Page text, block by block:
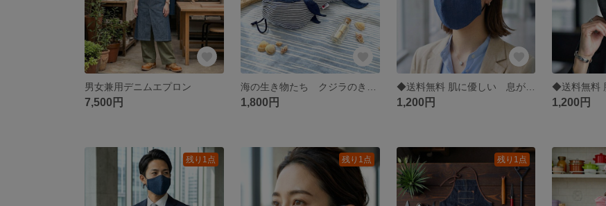
男女兼用デニムエプロン
7,500円 1,800円
◆送料無料 肌に優しい 息がしやすい フィット感抜群！日焼け対策にも インディゴブルー レディース洗える立体型ガーゼデニムマスク
1,200円 1,200円
残り1点 残り1点 残り1点